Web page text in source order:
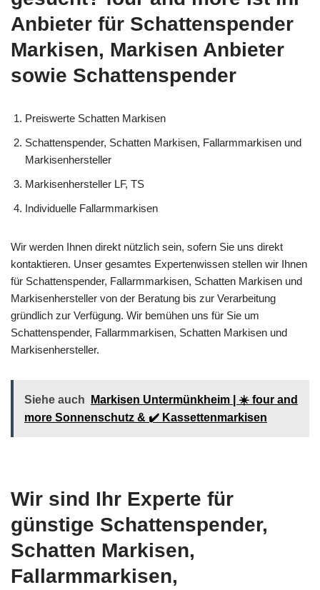
Anbieter für Schattenspender
Markisen, Markisen Anbieter
sowie Schattenspender
Preiswerte Schatten Markisen
Schattenspender, Schatten Markisen, Fallarmmarkisen und
Markisenhersteller
Markisenhersteller LF, TS
Individuelle Fallarmmarkisen
Wir werden Ihnen direkt nützlich sein, sofern Sie uns direkt
kontaktieren. Unser gesamtes Expertenwissen stellen wir Ihnen
für Schattenspender, Fallarmmarkisen, Schatten Markisen und
Markisenhersteller von der Beratung bis zur Verarbeitung
gründlich zur Verfügung. Wir bemühen uns für Sie um
Schattenspender, Fallarmmarkisen, Schatten Markisen und
Markisenhersteller.
Siehe auch
Markisen Untermünkheim | ☀️ four and
more Sonnenschutz & ✔️ Kassettenmarkisen
Wir sind Ihr Experte für
günstige Schattenspender,
Schatten Markisen,
Fallarmmarkisen,